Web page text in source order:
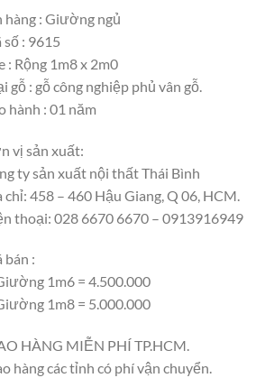
hàng : Giường ngủ
số : 9615
: Rộng 1m8 x 2m0
gỗ : gỗ công nghiệp phủ vân gỗ.
hành : 01 năm
vị sản xuất:
ty sản xuất nội thất Thái Bình
458 – 460 Hậu Giang, Q 06, HCM.
thoại: 028 6670 6670 – 0913916949
bán :
1m6 = 4.500.000
1m8 = 5.000.000
HÀNG MIỄN PHÍ TP.HCM.
hàng các tỉnh có phí vận chuyển.